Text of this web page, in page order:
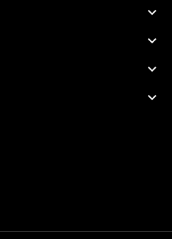



